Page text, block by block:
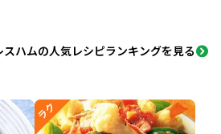
スハムの人気レシピランキングを見る
ラク